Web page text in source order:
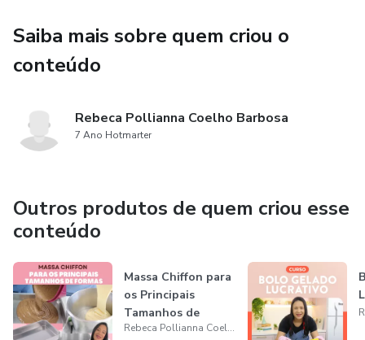
Saiba mais sobre quem criou o
conteúdo
Rebeca Pollianna Coelho Barbosa
7 Ano Hotmarter
Outros produtos de quem criou esse
conteúdo
Massa Chiffon para
os Principais
Tamanhos de
Formas
Rebeca Pollianna Coelho Barbosa